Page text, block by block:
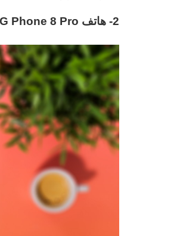
2- هاتف Asus ROG Phone 8 Pro: